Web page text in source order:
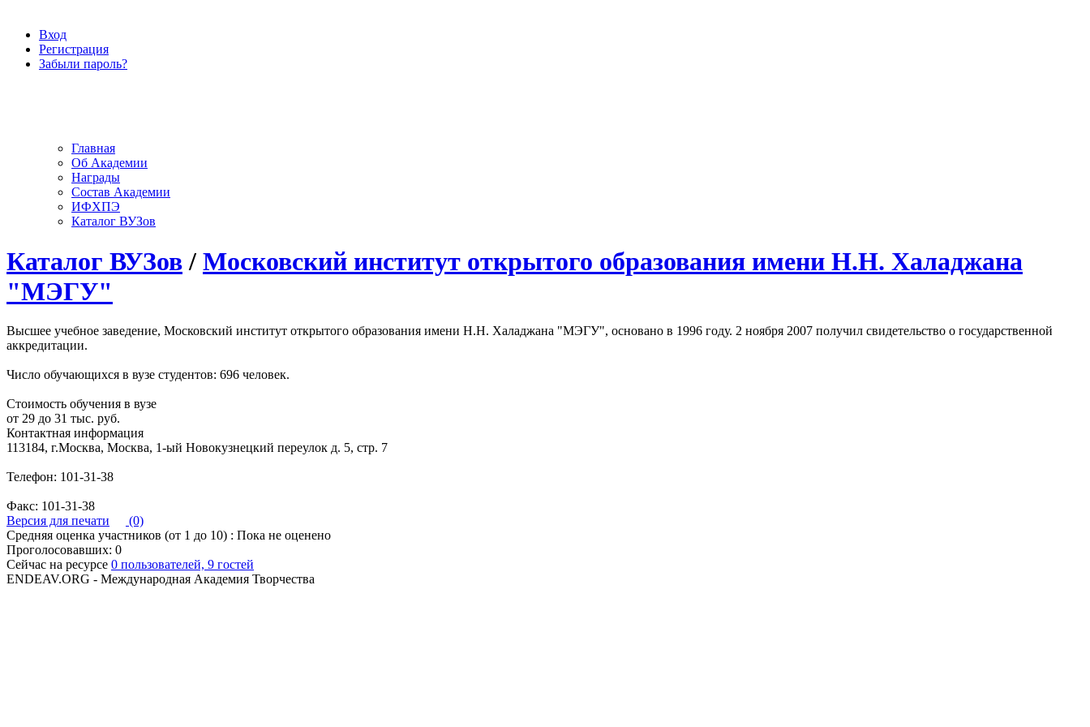
Вход
Регистрация
Забыли пароль?
Главная
Об Академии
Награды
Состав Академии
ИФХПЭ
Каталог ВУЗов
Каталог ВУЗов / Московский институт открытого образования имени Н.Н. Халаджана
"МЭГУ"
Высшее учебное заведение, Московский институт открытого образования имени Н.Н. Халаджана "МЭГУ", основано в 1996 году. 2 ноября 2007 получил свидетельство о государственной
аккредитации.
Число обучающихся в вузе студентов: 696 человек.
Стоимость обучения в вузе
от 29 до 31 тыс. руб.
Контактная информация
113184, г.Москва, Москва, 1-ый Новокузнецкий переулок д. 5, стр. 7
Телефон: 101-31-38
Факс: 101-31-38
Версия для печати
(0)
Средняя оценка участников (от 1 до 10) : Пока не оценено
Проголосовавших: 0
Сейчас на ресурсе 0 пользователей, 9 гостей
ENDEAV.ORG - Международная Академия Творчества